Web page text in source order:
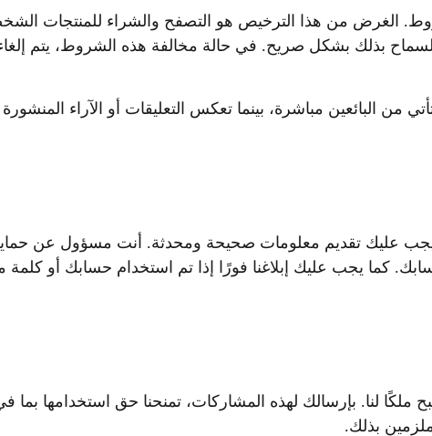
الغرض من هذا الترخيص هو التصفح والشراء للمنتجات
بذلك بشكل صريح. في حالة مخالفة هذه الشروط، يتم
البائعين مباشرة، بينما تعكس التعليقات أو الآراء المنشورة
يجب عليك تقديم معلومات صحيحة ومحدثة. أنت مسؤول عن
كما يجب عليك إبلاغنا فورًا إذا تم استخدام حسابك أو
ملكًا لنا. بإرسالك لهذه المشاركات، تمنحنا حق استخدامها
بذلك.